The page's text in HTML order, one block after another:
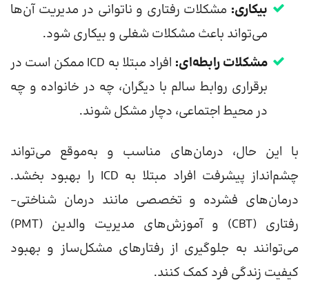
بیکاری: مشکلات رفتاری و ناتوانی در مدیریت آن‌ها
می‌تواند باعث مشکلات شغلی و بیکاری شود.
مشکلات رابطه‌ای:
افراد مبتلا به ICD ممکن است در
برقراری روابط سالم با دیگران، چه در خانواده و چه
در محیط اجتماعی، دچار مشکل شوند.
با این حال، درمان‌های مناسب و به‌موقع می‌تواند
چشم‌انداز پیشرفت افراد مبتلا به ICD را بهبود بخشد.
درمان‌های فشرده و تخصصی مانند درمان شناختی-
رفتاری (CBT) و آموزش‌های مدیریت والدین (PMT)
می‌توانند به جلوگیری از رفتارهای مشکل‌ساز و بهبود
کیفیت زندگی فرد کمک کنند.